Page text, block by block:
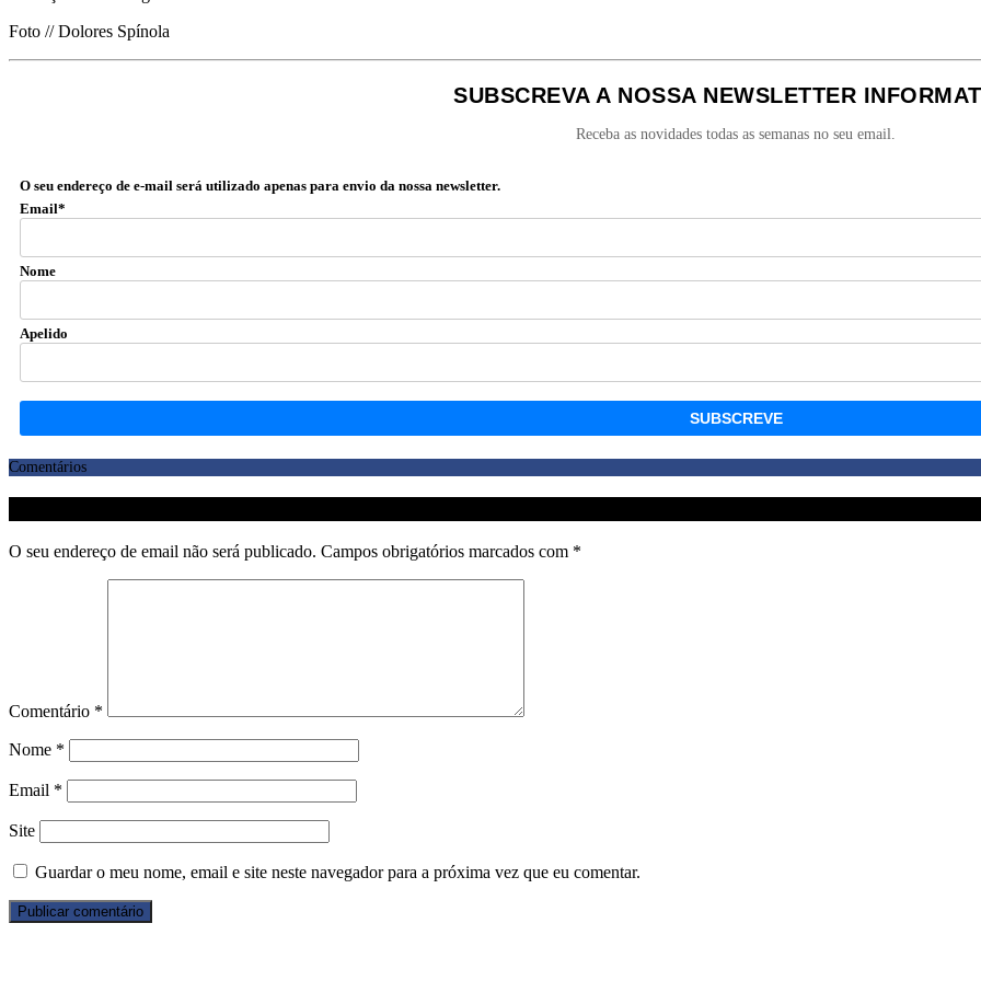
Foto // Dolores Spínola
SUBSCREVA A NOSSA NEWSLETTER
Receba as novidades todas as semanas no seu email.
O seu endereço de e-mail será utilizado apenas para envio da nossa newsletter.
Email*
Nome
Apelido
Comentários
O seu endereço de email não será publicado. Campos obrigatórios marcados com *
Comentário *
Nome *
Email *
Site
Guardar o meu nome, email e site neste navegador para a próxima vez que eu comentar.